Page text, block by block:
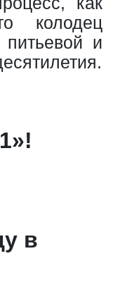
колодец
питьевой и
в